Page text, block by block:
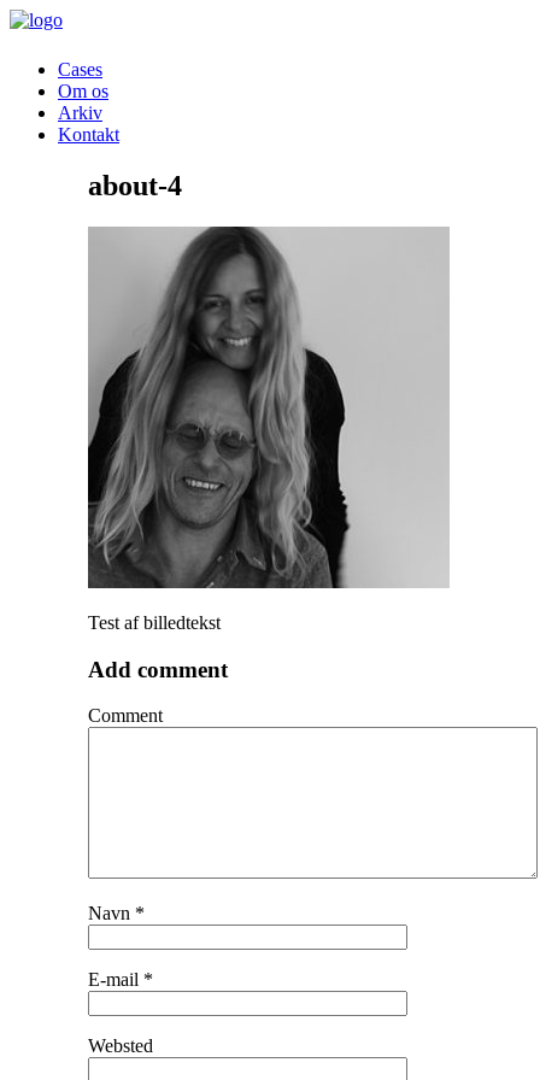
Cases
Om os
Arkiv
Kontakt
about-4
Test af billedtekst
Add comment
Comment
Navn *
E-mail *
Websted